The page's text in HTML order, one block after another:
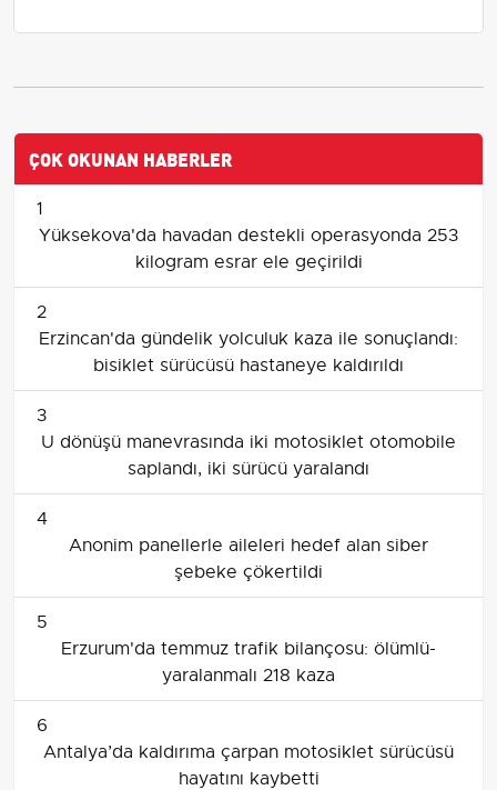
ÇOK OKUNAN HABERLER
1
Yüksekova'da havadan destekli operasyonda 253
kilogram esrar ele geçirildi
2
Erzincan'da gündelik yolculuk kaza ile sonuçlandı:
bisiklet sürücüsü hastaneye kaldırıldı
3
U dönüşü manevrasında iki motosiklet otomobile
saplandı, iki sürücü yaralandı
4
Anonim panellerle aileleri hedef alan siber
şebeke çökertildi
5
Erzurum'da temmuz trafik bilançosu: ölümlü-
yaralanmalı 218 kaza
6
Antalya’da kaldırıma çarpan motosiklet sürücüsü
hayatını kaybetti